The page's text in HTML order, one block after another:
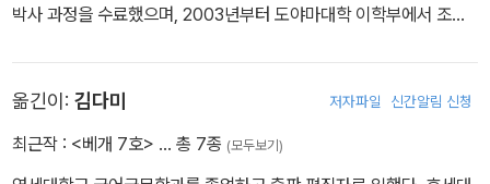
박사 과정을 수료했으며, 2003년부터 도야마대학 이학부에서 조교
후보작에 올랐다. 2010년 《루카의 방주》로 56회 에도가와 란포상
최종후보작, 《오다이바 아일랜드 베이비》로 요코미조 세이시 미스터
옮긴이: 김다미 저자파일 신간알림 신청
최근작 : <베개 7호> … 총 7종 (모두보기)